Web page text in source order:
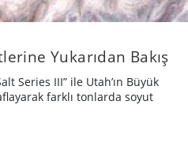
Yukarıdan Bakış
Series III” ile Utah’ın Büyük
farklı tonlarda soyut